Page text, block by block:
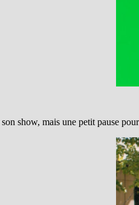
show, mais une petit pause